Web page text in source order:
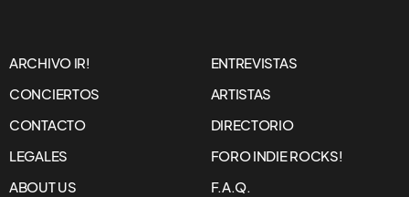
ARCHIVO IR!
ENTREVISTAS
CONCIERTOS
ARTISTAS
CONTACTO
DIRECTORIO
LEGALES
FORO INDIE ROCKS!
ABOUT US
F.A.Q.